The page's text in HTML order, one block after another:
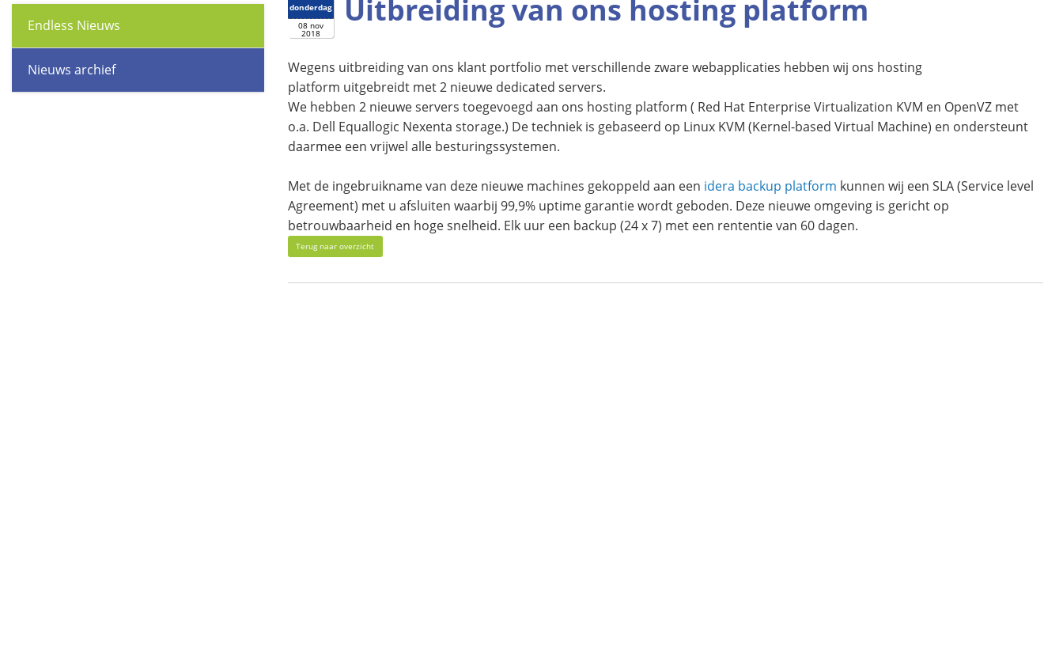
Endless Nieuws
Nieuws archief
Uitbreiding van ons hosting platform
donderdag
08 nov
2018
Wegens uitbreiding van ons klant portfolio met verschillende zware webapplicaties hebben wij ons hosting
platform uitgebreidt met 2 nieuwe dedicated servers.
We hebben 2 nieuwe servers toegevoegd aan ons hosting platform ( Red Hat Enterprise Virtualization KVM en OpenVZ met
o.a. Dell Equallogic Nexenta storage.) De techniek is gebaseerd op Linux KVM (Kernel-based Virtual Machine) en ondersteunt
daarmee een vrijwel alle besturingssystemen.
Met de ingebruikname van deze nieuwe machines gekoppeld aan een idera backup platform kunnen wij een SLA (Service level
Agreement) met u afsluiten waarbij 99,9% uptime garantie wordt geboden. Deze nieuwe omgeving is gericht op
betrouwbaarheid en hoge snelheid. Elk uur een backup (24 x 7) met een rententie van 60 dagen.
Terug naar overzicht